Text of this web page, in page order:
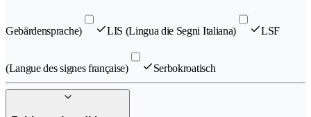
Gebärdensprache) LIS (Lingua die Segni Italiana) LSF
(Langue des signes française) Serbokroatisch